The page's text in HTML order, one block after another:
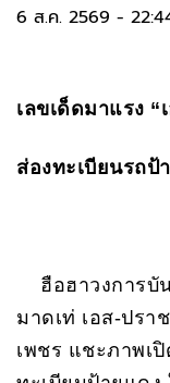
6 ส.ค. 2569 -
เลขเด็ดมาแรง “
ส่องทะเบียนรถป้
ฮือฮาวงการบัน
มาดเท่ เอส-ปรา
เพชร แชะภาพเ